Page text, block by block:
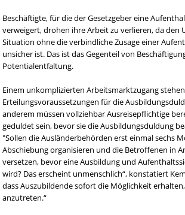
Beschäftigte, für die der Gesetzgeber eine
verweigert, drohen ihre Arbeit zu verlieren, da den
Situation ohne die verbindliche Zusage einer
unsicher ist. Das ist das Gegenteil von
Potentialentfaltung.
Einem unkomplizierten Arbeitsmarktzugang
Erteilungsvoraussetzungen für die
anderem müssen vollziehbar Ausreisepflichtige
geduldet sein, bevor sie die Ausbildungsduldung
"Sollen die Ausländerbehörden erst einmal sechs
Abschiebung organisieren und die Betroffenen in
versetzen, bevor eine Ausbildung und
wird? Das erscheint unmenschlich“, konstatiert
dass Auszubildende sofort die Möglichkeit
anzutreten.“